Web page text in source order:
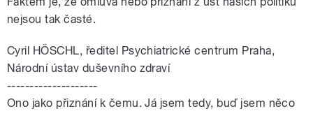
nejsou tak časté.
Cyril HÖSCHL, ředitel Psychiatrické centrum Praha,
Národní ústav duševního zdraví
--------------------
Ono jako přiznání k čemu. Já jsem tedy, buď jsem něco